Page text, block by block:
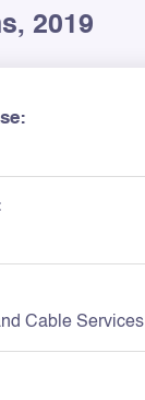
2019
Cable Services